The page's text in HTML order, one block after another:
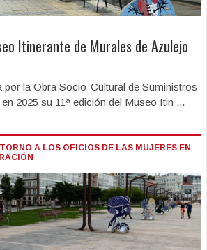
Itinerante de Murales de Azulejo
por la Obra Socio-Cultural de Suministros
2025 su 11ª edición del Museo Itin ...
A LOS OFICIOS DE LAS MUJERES EN